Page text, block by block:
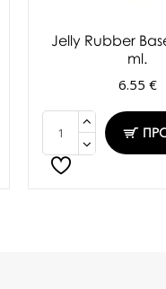
Jelly Rubber
ml.
6.55 €